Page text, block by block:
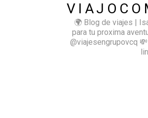
🌍 Blog de viajes |
para tu proxima
@viajesengrupovcq